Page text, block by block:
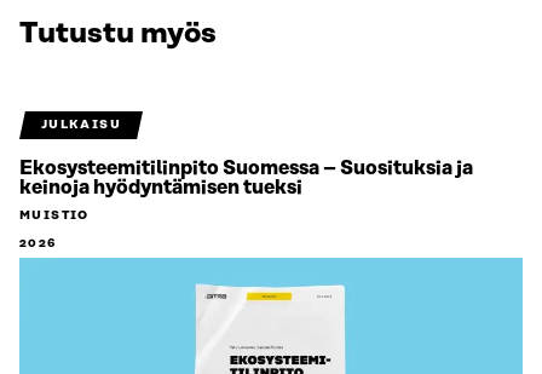
Tutustu myös
JULKAISU
Ekosysteemitilinpito Suomessa – Suosituksia ja
keinoja hyödyntämisen tueksi
MUISTIO
2026